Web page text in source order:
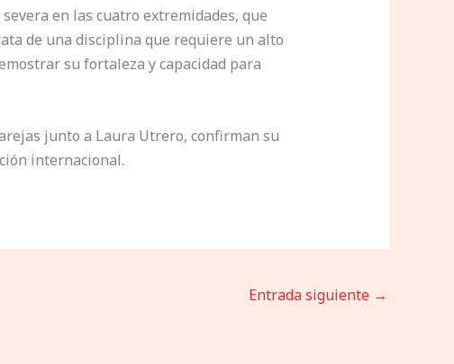
en las cuatro extremidades, que
de una disciplina que requiere un alto
su fortaleza y capacidad para
junto a Laura Utrero, confirman su
internacional.
Entrada siguiente →